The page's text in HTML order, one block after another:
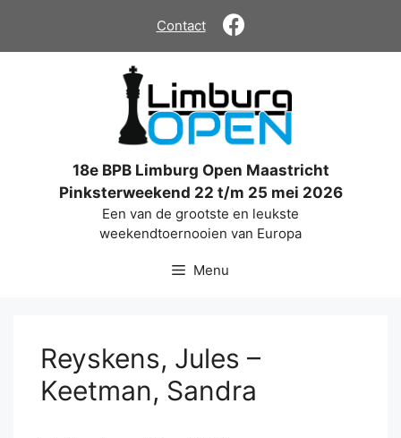
de
Contact
18e BPB Limburg Open Maastricht
Pinksterweekend 22 t/m 25 mei 2026
Een van de grootste en leukste
weekendtoernooien van Europa
Menu
Reyskens, Jules –
Keetman, Sandra